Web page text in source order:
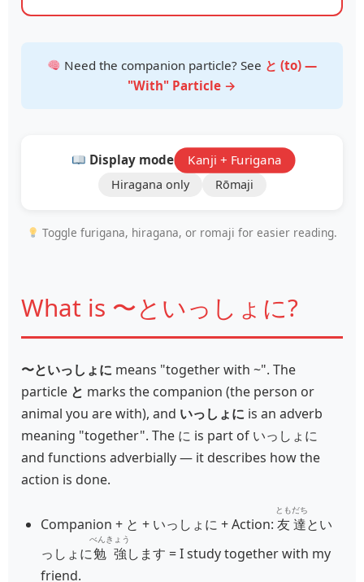
Need the companion particle? See と (to) —
"With" Particle →
Display mode: Kanji + Furigana
Hiragana only Rōmaji
Toggle furigana, hiragana, or romaji for easier reading.
What is 〜といっしょに?
〜といっしょに means "together with ~". The
particle と marks the companion (the person or
animal you are with), and いっしょに is an adverb
meaning "together". The に is part of いっしょに
and functions adverbially — it describes how the
action is done.
Companion + と + いっしょに + Action: 友達
ともだち
とい
っしょに勉強
べんきょう
します = I study together with my
friend.